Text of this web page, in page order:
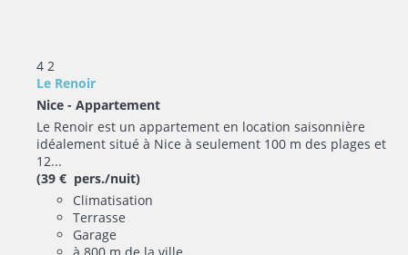
4 2
Le Renoir
Nice - Appartement
Le Renoir est un appartement en location saisonnière
idéalement situé à Nice à seulement 100 m des plages et
12...
(39 € pers./nuit)
Climatisation
Terrasse
Garage